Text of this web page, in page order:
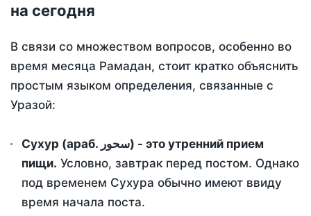
на сегодня
В связи со множеством вопросов, особенно во
время месяца Рамадан, стоит кратко объяснить
простым языком определения, связанные с
Уразой:
Сухур (араб. سحور) - это утренний прием
пищи. Условно, завтрак перед постом. Однако
под временем Сухура обычно имеют ввиду
время начала поста.